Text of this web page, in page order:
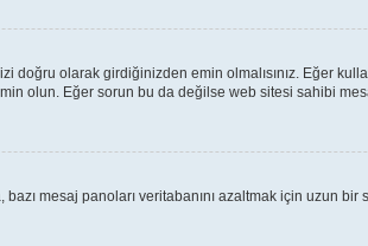
doğru olarak girdiğinizden emin olmalısınız. Eğer
olun. Eğer sorun bu da değilse web sitesi sahibi
mesaj panoları veritabanını azaltmak için uzun